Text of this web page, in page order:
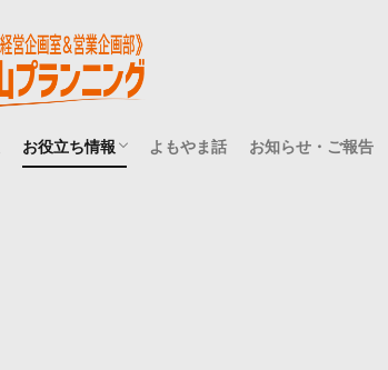
お役立ち情報 よもやま話 お知らせ・ご報告